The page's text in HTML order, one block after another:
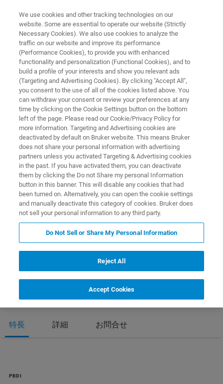
ポータブルバイオディテクター
pBDi
生物学的脅威の軽減のために
特長 詳細 お問合せ
PBDI
We use cookies and other tracking technologies on our
website. Some are essential to operate our website (Strictly
Necessary Cookies). We also use cookies to analyze the
traffic on our website and improve its performance
(Performance Cookies), to provide you with enhanced
functionality and personalization (Functional Cookies), and to
build a profile of your interests and show you relevant ads
(Targeting and Advertising Cookies). By clicking "Accept All",
you consent to the use of all of the cookies listed above. You
can withdraw your consent or review your preferences at any
time by clicking on the Cookie Settings button on the bottom
left of the page. Please read our Cookie/Privacy Policy for
more information. Targeting and Advertising cookies are
deactivated by default on Bruker website. This means Bruker
does not share your personal information with advertising
partners unless you activated Targeting & Advertising cookies
in the past. If you have activated them, you can deactivate
them by clicking the Do not Share my personal Information
button in this banner. This will disable any cookies that had
been turned on. Alternatively, you can open the cookie settings
and manually deactivate this category of cookies. Bruker does
not sell your personal information to any third party.
Do Not Sell or Share My Personal Information
Reject All
Accept Cookies